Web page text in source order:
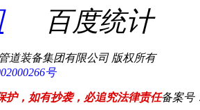
百度统计
道装备集团有限公司 版权所有
号
护，如有抄袭，必追究法律责任备案号